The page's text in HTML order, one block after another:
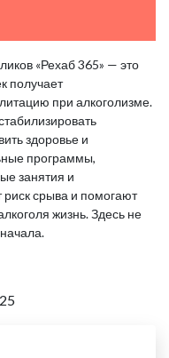
«Рехаб 365» — это
получает
при алкоголизме.
здоровье и
программы,
занятия и
срыва и помогают
жизнь. Здесь не